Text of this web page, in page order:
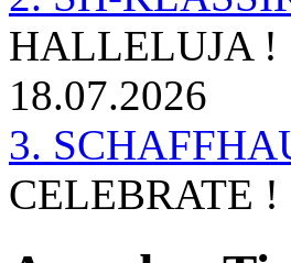
HALLELUJA !
18.07.2026
3.
CELEBRATE !